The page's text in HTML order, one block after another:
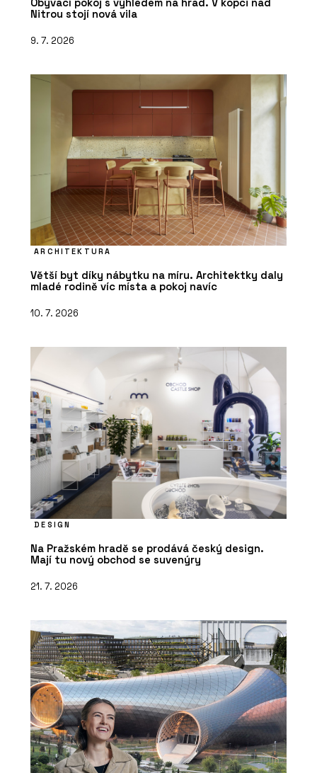
Nitrou stojí nová vila
9. 7. 2026
ARCHITEKTURA
Větší byt díky nábytku na míru. Architektky daly
mladé rodině víc místa a pokoj navíc
10. 7. 2026
DESIGN
Na Pražském hradě se prodává český design.
Mají tu nový obchod se suvenýry
21. 7. 2026